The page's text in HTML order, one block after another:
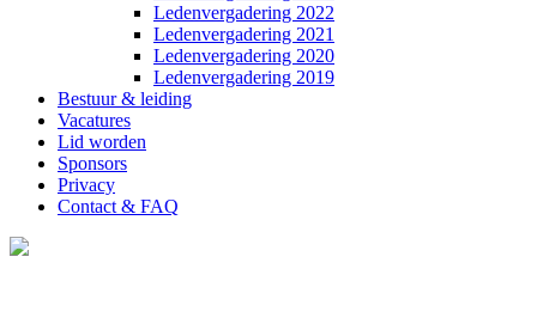
Ledenvergadering 2022
Ledenvergadering 2021
Ledenvergadering 2020
Ledenvergadering 2019
Bestuur & leiding
Vacatures
Lid worden
Sponsors
Privacy
Contact & FAQ